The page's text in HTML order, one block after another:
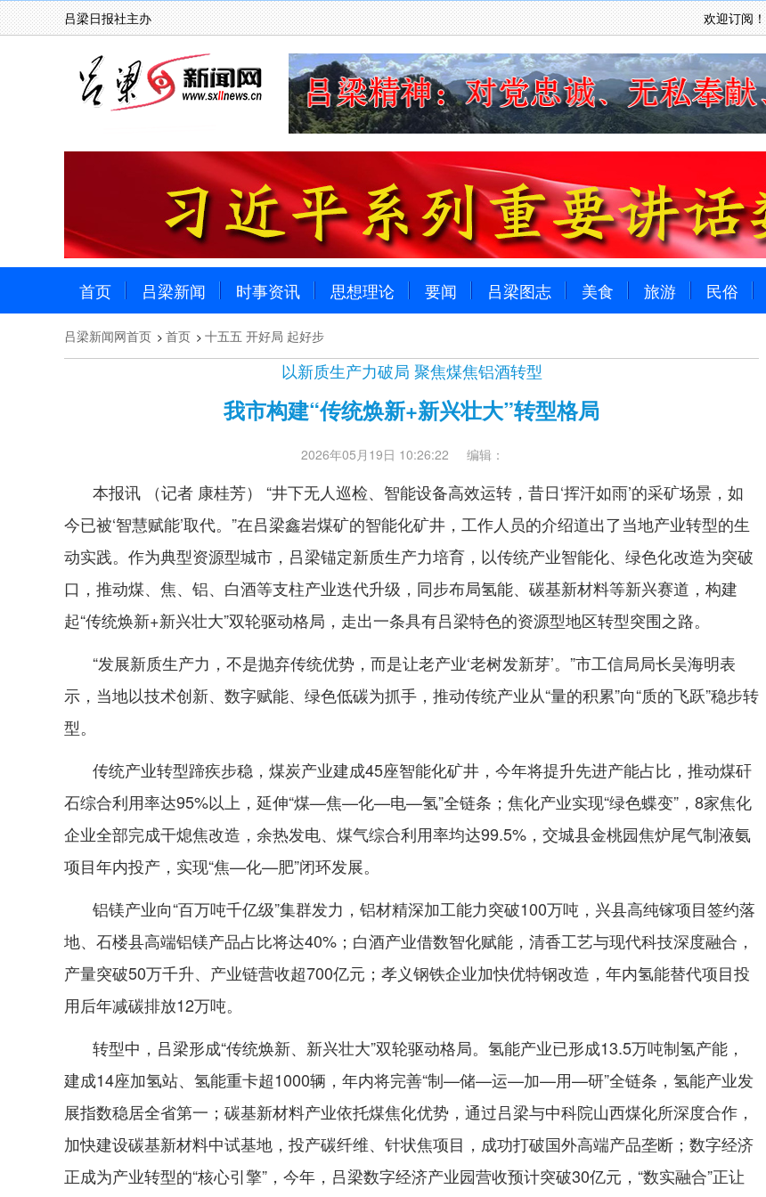
吕梁日报社主办 欢迎订阅！
首页 吕梁新闻 时事资讯 思想理论 要闻 吕梁图志 美食 旅游 民俗
吕梁新闻网首页 > 首页 > 十五五 开好局 起好步
以新质生产力破局 聚焦煤焦铝酒转型
我市构建“传统焕新+新兴壮大”转型格局
2026年05月19日 10:26:22 编辑：
本报讯 （记者 康桂芳） “井下无人巡检、智能设备高效运转，昔日‘挥汗如雨’的采矿场景，如
今已被‘智慧赋能’取代。”在吕梁鑫岩煤矿的智能化矿井，工作人员的介绍道出了当地产业转型的生
动实践。作为典型资源型城市，吕梁锚定新质生产力培育，以传统产业智能化、绿色化改造为突破
口，推动煤、焦、铝、白酒等支柱产业迭代升级，同步布局氢能、碳基新材料等新兴赛道，构建
起“传统焕新+新兴壮大”双轮驱动格局，走出一条具有吕梁特色的资源型地区转型突围之路。
“发展新质生产力，不是抛弃传统优势，而是让老产业‘老树发新芽’。”市工信局局长吴海明表
示，当地以技术创新、数字赋能、绿色低碳为抓手，推动传统产业从“量的积累”向“质的飞跃”稳步转
型。
传统产业转型蹄疾步稳，煤炭产业建成45座智能化矿井，今年将提升先进产能占比，推动煤矸
石综合利用率达95%以上，延伸“煤—焦—化—电—氢”全链条；焦化产业实现“绿色蝶变”，8家焦化
企业全部完成干熄焦改造，余热发电、煤气综合利用率均达99.5%，交城县金桃园焦炉尾气制液氨
项目年内投产，实现“焦—化—肥”闭环发展。
铝镁产业向“百万吨千亿级”集群发力，铝材精深加工能力突破100万吨，兴县高纯镓项目签约落
地、石楼县高端铝镁产品占比将达40%；白酒产业借数智化赋能，清香工艺与现代科技深度融合，
产量突破50万千升、产业链营收超700亿元；孝义钢铁企业加快优特钢改造，年内氢能替代项目投
用后年减碳排放12万吨。
转型中，吕梁形成“传统焕新、新兴壮大”双轮驱动格局。氢能产业已形成13.5万吨制氢产能，
建成14座加氢站、氢能重卡超1000辆，年内将完善“制—储—运—加—用—研”全链条，氢能产业发
展指数稳居全省第一；碳基新材料产业依托煤焦化优势，通过吕梁与中科院山西煤化所深度合作，
加快建设碳基新材料中试基地，投产碳纤维、针状焦项目，成功打破国外高端产品垄断；数字经济
正成为产业转型的“核心引擎”，今年，吕梁数字经济产业园营收预计突破30亿元，“数实融合”正让